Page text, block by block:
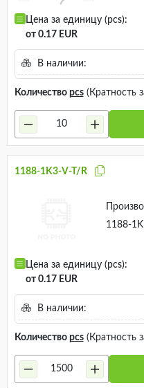
Цена за единицу (pcs):
от 0.17 EUR
В наличии:
Количество pcs(Кратность
1188-1K3-V-T/R
1188-
Цена за единицу (pcs):
от 0.17 EUR
В наличии:
Количество pcs(Кратность